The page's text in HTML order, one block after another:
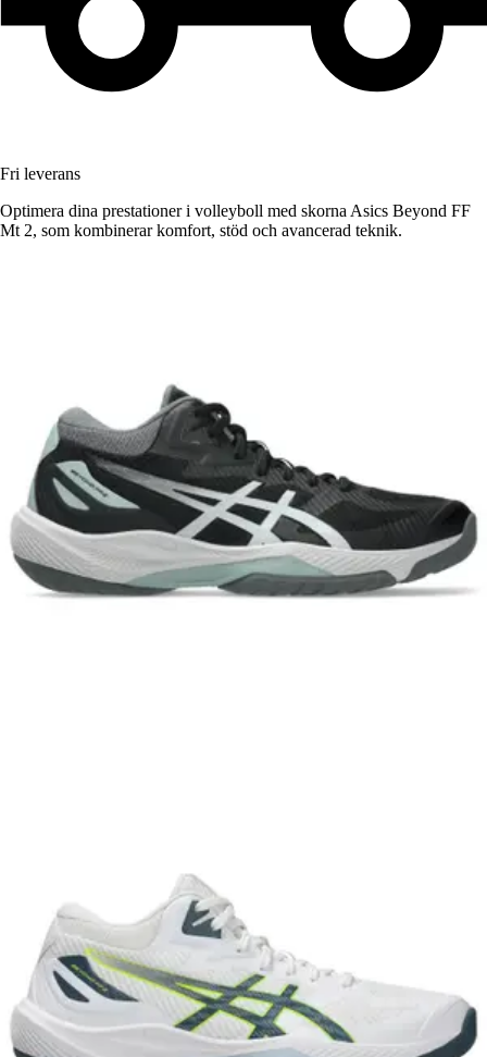
Fri leverans
Optimera dina prestationer i volleyboll med skorna Asics Beyond FF
Mt 2, som kombinerar komfort, stöd och avancerad teknik.